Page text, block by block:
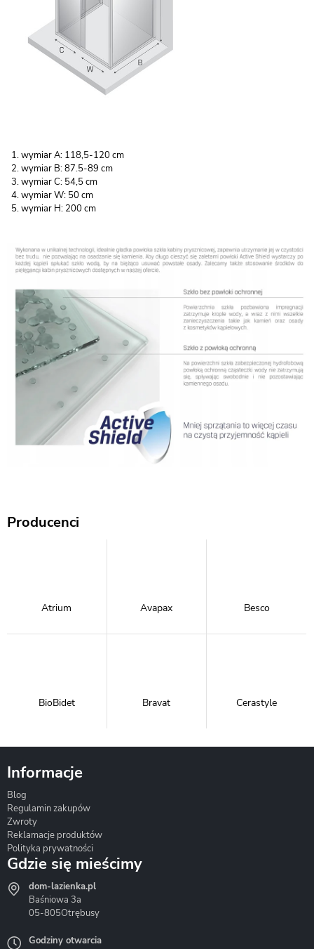
wymiar A: 118,5-120 cm
wymiar B: 87.5-89 cm
wymiar C: 54,5 cm
wymiar W: 50 cm
wymiar H: 200 cm
Producenci
Atrium Avapax Besco
BioBidet Bravat Cerastyle
Hydrostop
Informacje
Blog
Regulamin zakupów
Zwroty
Reklamacje produktów
Polityka prywatności
Gdzie się mieścimy
dom-lazienka.pl
Baśniowa 3a
05-805Otrębusy
Godziny otwarcia